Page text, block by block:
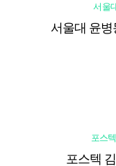
서울
서울대 윤
포스
포스텍